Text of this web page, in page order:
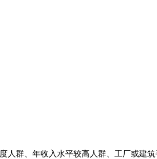
人群、年收入水平较高人群、工厂或建